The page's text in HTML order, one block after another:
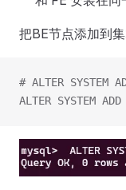
把BE节点添加到
# ALTER
ALTER SYSTEM